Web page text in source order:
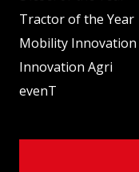
Tractor of the Year
Mobility
Innovation Agri
evenT